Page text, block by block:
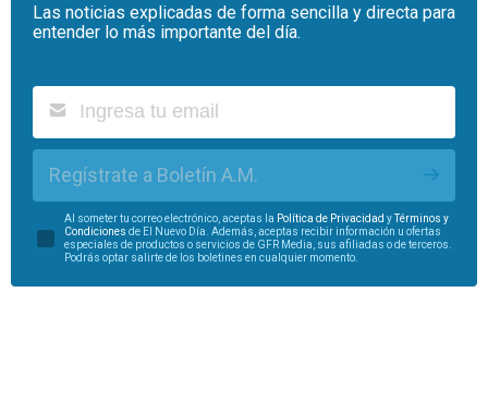
Las noticias explicadas de forma sencilla y directa para
entender lo más importante del día.
Regístrate a Boletín A.M.
Al someter tu correo electrónico, aceptas la Política de Privacidad yTérminos y
Condiciones de El Nuevo Día. Además, aceptas recibir información u ofertas
especiales de productos o servicios de GFR Media, sus afiliadas o de terceros.
Podrás optar salirte de los boletines en cualquier momento.